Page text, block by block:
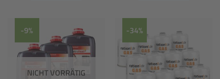
-9%
NICHT VORRÄTIG
-34%